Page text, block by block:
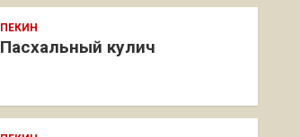
ПЕКИН
Пасхальный кулич